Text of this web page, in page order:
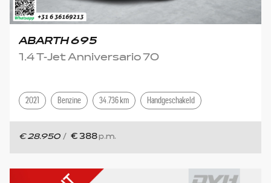
ABARTH 695
1.4 T-Jet Anniversario 70
2021 Benzine 34.736 km Handgeschakeld
€ 28.950 / € 388p.m.